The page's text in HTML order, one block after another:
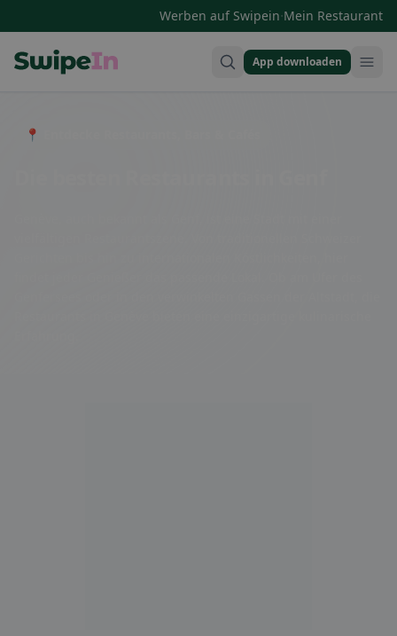
Werben auf Swipein·Mein Restaurant
App downloaden
📍 Entdecke Restaurants, Bars & Cafés